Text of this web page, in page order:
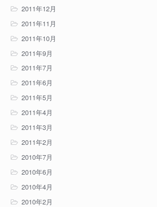
2011年12月
2011年11月
2011年10月
2011年9月
2011年7月
2011年6月
2011年5月
2011年4月
2011年3月
2011年2月
2010年7月
2010年6月
2010年4月
2010年2月